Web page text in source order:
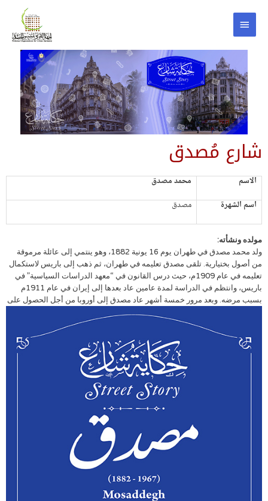
شارع مُصدق
الاسم
محمد مصدق
اسم الشهرة
مصدق
مولده ونشأته:
ولد محمد مصدق في طهران يوم 16 يونية 1882، وهو ينتمي إلى عائلة مرموقة
من أصول بختيارية. تلقى مصدق تعليمه في طهران، ثم ذهب إلى باريس لاستكمال
تعليمه في عام 1909م، حيث درس القانون في “معهد الدراسات السياسية” في
باريس، وانتظم في الدراسة لمدة عامين عاد بعدها إلى إيران في عام 1911م
بسبب مرضه. وبعد مرور خمسة أشهر عاد مصدق إلى أوروبا من أجل الحصول على